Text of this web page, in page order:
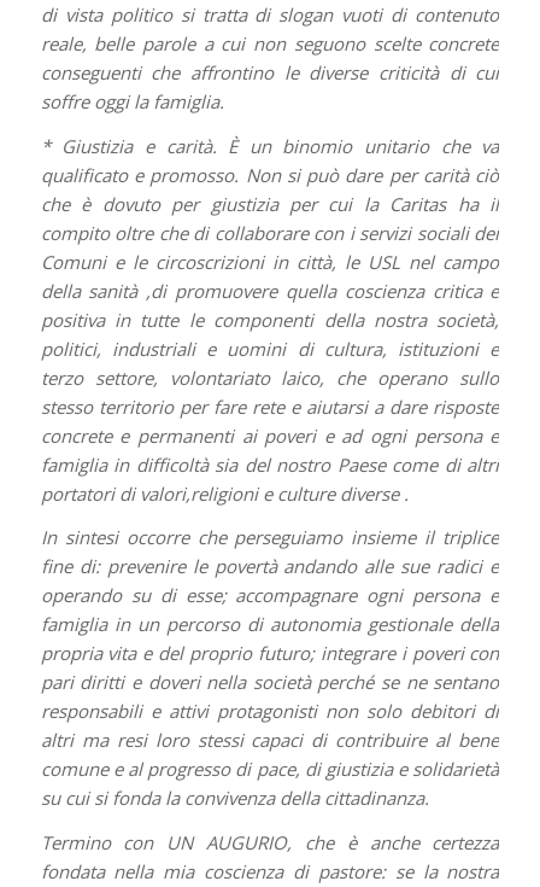
di vista politico si tratta di slogan vuoti di contenuto
reale, belle parole a cui non seguono scelte concrete
conseguenti che affrontino le diverse criticità di cui
soffre oggi la famiglia.
* Giustizia e carità. È un binomio unitario che va
qualificato e promosso. Non si può dare per carità ciò
che è dovuto per giustizia per cui la Caritas ha il
compito oltre che di collaborare con i servizi sociali dei
Comuni e le circoscrizioni in città, le USL nel campo
della sanità ,di promuovere quella coscienza critica e
positiva in tutte le componenti della nostra società,
politici, industriali e uomini di cultura, istituzioni e
terzo settore, volontariato laico, che operano sullo
stesso territorio per fare rete e aiutarsi a dare risposte
concrete e permanenti ai poveri e ad ogni persona e
famiglia in difficoltà sia del nostro Paese come di altri
portatori di valori,religioni e culture diverse .
In sintesi occorre che perseguiamo insieme il triplice
fine di: prevenire le povertà andando alle sue radici e
operando su di esse; accompagnare ogni persona e
famiglia in un percorso di autonomia gestionale della
propria vita e del proprio futuro; integrare i poveri con
pari diritti e doveri nella società perché se ne sentano
responsabili e attivi protagonisti non solo debitori di
altri ma resi loro stessi capaci di contribuire al bene
comune e al progresso di pace, di giustizia e solidarietà
su cui si fonda la convivenza della cittadinanza.
Termino con UN AUGURIO, che è anche certezza
fondata nella mia coscienza di pastore: se la nostra